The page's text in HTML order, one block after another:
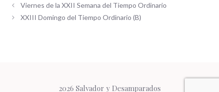
Viernes de la XXII Semana del Tiempo Ordinario
XXIII Domingo del Tiempo Ordinario (B)
2026 Salvador y Desamparados